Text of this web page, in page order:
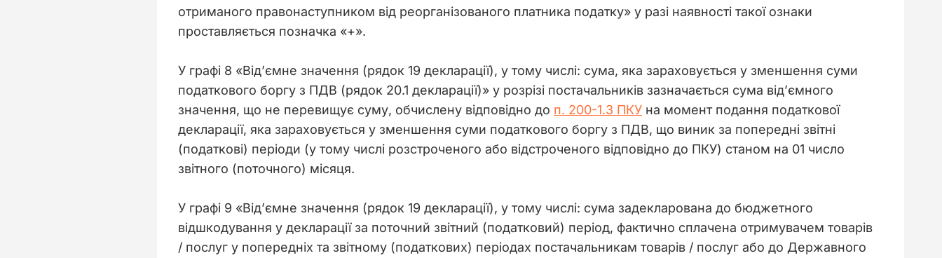
отриманого правонаступником від реорганізованого платника податку» у разі наявності такої ознаки
проставляється позначка «+».
У графі 8 «Від’ємне значення (рядок 19 декларації), у тому числі: сума, яка зараховується у зменшення суми
податкового боргу з ПДВ (рядок 20.1 декларації)» у розрізі постачальників зазначається сума від’ємного
значення, що не перевищує суму, обчислену відповідно до п. 200-1.3 ПКУ на момент подання податкової
декларації, яка зараховується у зменшення суми податкового боргу з ПДВ, що виник за попередні звітні
(податкові) періоди (у тому числі розстроченого або відстроченого відповідно до ПКУ) станом на 01 число
звітного (поточного) місяця.
У графі 9 «Від’ємне значення (рядок 19 декларації), у тому числі: сума задекларована до бюджетного
відшкодування у декларації за поточний звітний (податковий) період, фактично сплачена отримувачем товарів
/ послуг у попередніх та звітному (податкових) періодах постачальникам товарів / послуг або до Державного